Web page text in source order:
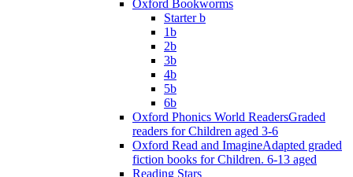
Oxford Bookworms
Starter b
1b
2b
3b
4b
5b
6b
Oxford Phonics World ReadersGraded
readers for Children aged 3-6
Oxford Read and ImagineAdapted graded
fiction books for Children. 6-13 aged
Reading Stars